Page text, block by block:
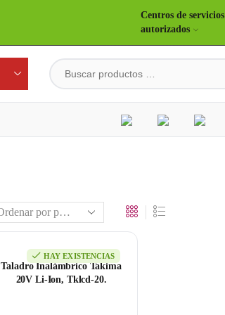
Centros de servicios
autorizados
HAY EXISTENCIAS
Taladro Inalámbrico Takima
20V Li-Ion, Tklcd-20.